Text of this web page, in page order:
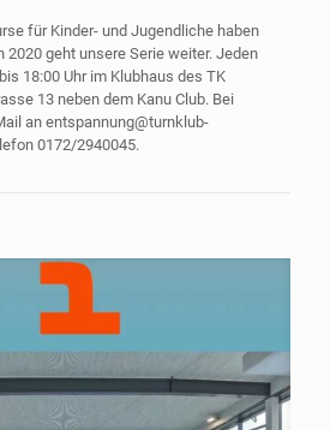
für Kinder- und Jugendliche haben
2020 geht unsere Serie weiter. Jeden
18:00 Uhr im Klubhaus des TK
13 neben dem Kanu Club. Bei
an entspannung@turnklub-
0172/2940045.